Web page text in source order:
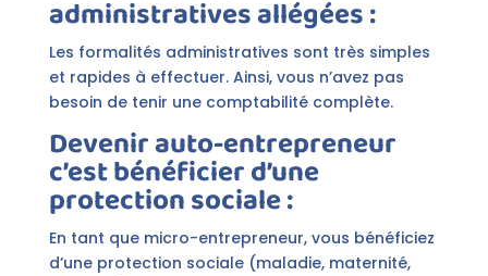
administratives allégées :
Les formalités administratives sont très simples
et rapides à effectuer. Ainsi, vous n’avez pas
besoin de tenir une comptabilité complète.
Devenir auto-entrepreneur
c’est bénéficier d’une
protection sociale :
En tant que micro-entrepreneur, vous bénéficiez
d’une protection sociale (maladie, maternité,